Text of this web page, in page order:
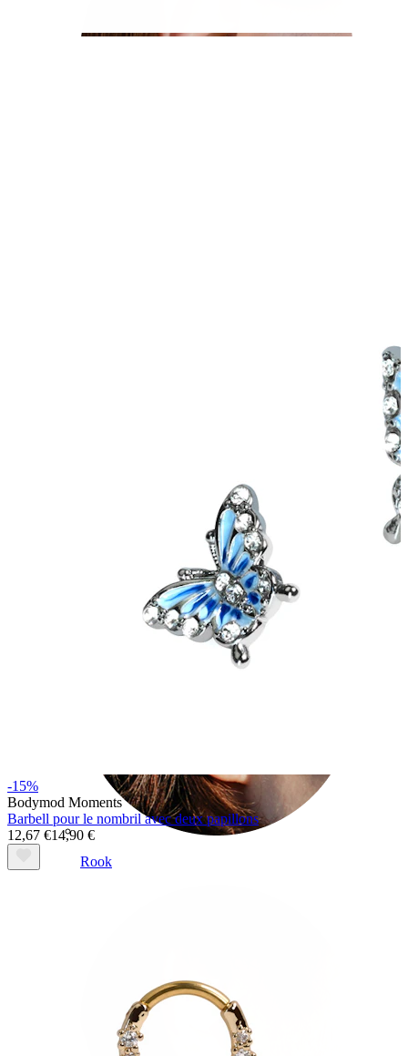
Rook
-15%
Bodymod Moments
Barbell pour le nombril avec deux papillons
12,67 €14,90 €